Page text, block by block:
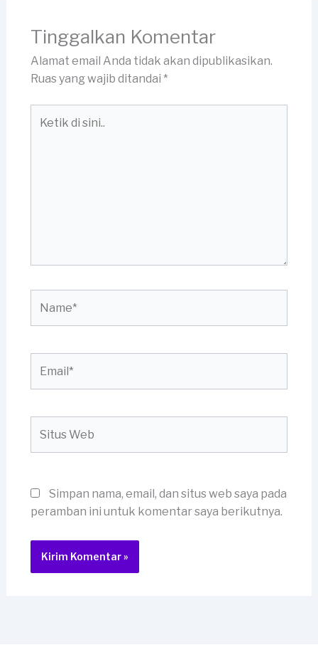
Tinggalkan Komentar
Alamat email Anda tidak akan dipublikasikan.
Ruas yang wajib ditandai *
Web
Simpan nama, email, dan situs web saya pada
peramban ini untuk komentar saya berikutnya.